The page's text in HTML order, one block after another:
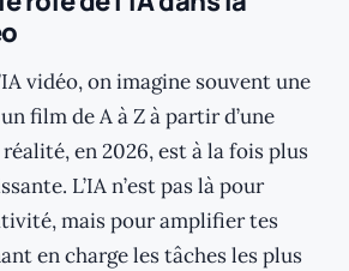
vidéo, on imagine souvent une
film de A à Z à partir d’une
en 2026, est à la fois plus
L’IA n’est pas là pour
mais pour amplifier tes
en charge les tâches les plus